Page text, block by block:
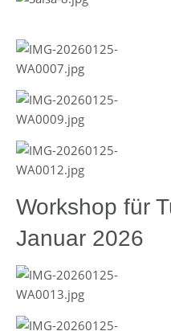
Workshop für
Januar 2026